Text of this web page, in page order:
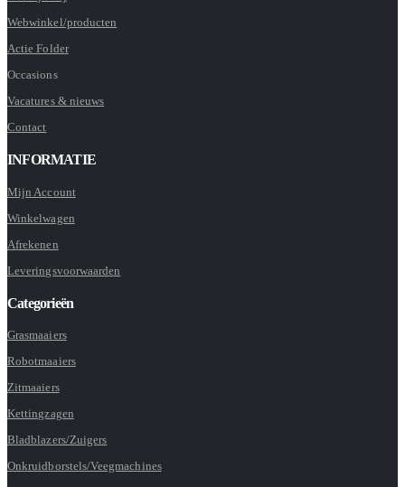
Webwinkel/producten
Actie Folder
Occasions
Vacatures & nieuws
Contact
INFORMATIE
Mijn Account
Winkelwagen
Afrekenen
Leveringsvoorwaarden
Categorieën
Grasmaaiers
Robotmaaiers
Zitmaaiers
Kettingzagen
Bladblazers/Zuigers
Onkruidborstels/Veegmachines